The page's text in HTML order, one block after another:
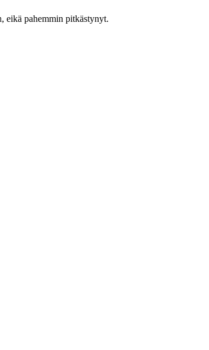
eikä pahemmin pitkästynyt.